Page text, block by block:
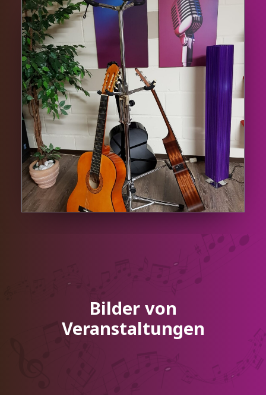
Bilder von
Veranstaltungen